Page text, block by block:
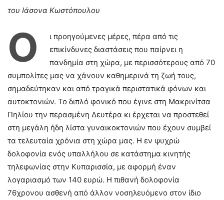
του Ιάσονα Κωστόπουλου
Ο
ι προηγούμενες μέρες, πέρα από τις
επικίνδυνες διαστάσεις που παίρνει η
πανδημία στη χώρα, με περισσότερους από 70
συμπολίτες μας να χάνουν καθημερινά τη ζωή τους,
σημαδεύτηκαν και από τραγικά περιστατικά φόνων και
αυτοκτονιών. Το διπλό φονικό που έγινε στη Μακρινίτσα
Πηλίου την περασμένη Δευτέρα κι έρχεται να προστεθεί
στη μεγάλη ήδη λίστα γυναικοκτονιών που έχουν συμβεί
τα τελευταία χρόνια στη χώρα μας. Η εν ψυχρώ
δολοφονία ενός υπαλλήλου σε κατάστημα κινητής
τηλεφωνίας στην Κυπαρισσία, με αφορμή έναν
λογαριασμό των 140 ευρώ. Η πιθανή δολοφονία
76χρονου ασθενή από άλλον νοσηλευόμενο στον ίδιο